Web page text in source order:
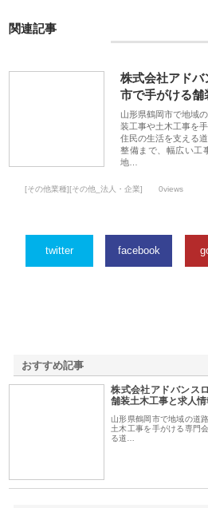
関連記事
株式会社アドバ
市で手がける舗
山形県鶴岡市で地域
装工事や土木工事を
住民の生活を支える
整備まで、幅広い工
地…
[その他業種][その他_法人・企業] 0views
twitter facebook
おすすめ記事
株式会社アドバンス
舗装土木工事と求人情
山形県鶴岡市で地域の道
土木工事を手がける専門
る道…